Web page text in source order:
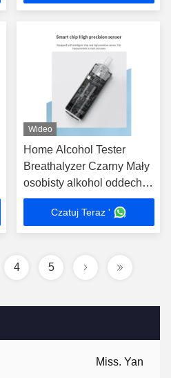
Miss. Yan
Wideo
Home Alcohol Tester
Breathalyzer Czarny Mały
osobisty alkohol oddech
tester
Czatuj Teraz '
4 5